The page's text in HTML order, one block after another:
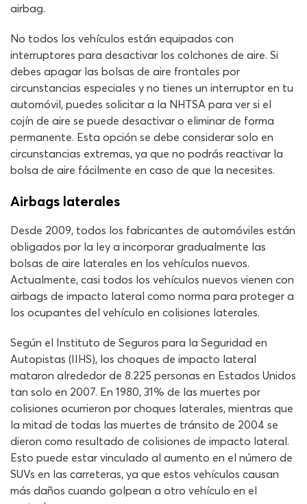
airbag.
No todos los vehículos están equipados con
interruptores para desactivar los colchones de aire. Si
debes apagar las bolsas de aire frontales por
circunstancias especiales y no tienes un interruptor en tu
automóvil, puedes solicitar a la NHTSA para ver si el
cojín de aire se puede desactivar o eliminar de forma
permanente. Esta opción se debe considerar solo en
circunstancias extremas, ya que no podrás reactivar la
bolsa de aire fácilmente en caso de que la necesites.
Airbags laterales
Desde 2009, todos los fabricantes de automóviles están
obligados por la ley a incorporar gradualmente las
bolsas de aire laterales en los vehículos nuevos.
Actualmente, casi todos los vehículos nuevos vienen con
airbags de impacto lateral como norma para proteger a
los ocupantes del vehículo en colisiones laterales.
Según el Instituto de Seguros para la Seguridad en
Autopistas (IIHS), los choques de impacto lateral
mataron alrededor de 8.225 personas en Estados Unidos
tan solo en 2007. En 1980, 31% de las muertes por
colisiones ocurrieron por choques laterales, mientras que
la mitad de todas las muertes de tránsito de 2004 se
dieron como resultado de colisiones de impacto lateral.
Esto puede estar vinculado al aumento en el número de
SUVs en las carreteras, ya que estos vehículos causan
más daños cuando golpean a otro vehículo en el